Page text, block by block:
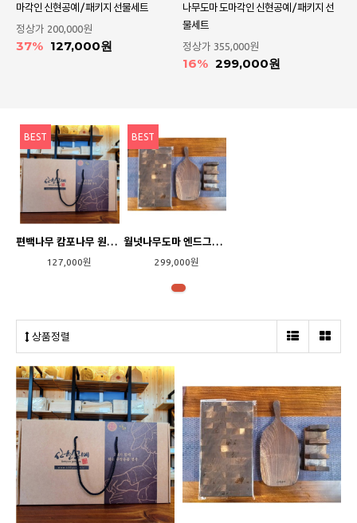
마각인 신현공예 / 패키지 선물세트
정상가 200,000원
37% 127,000원
나무도마 도마각인 신현공예 / 패키지 선
물세트
정상가 355,000원
16% 299,000원
BEST
편백나무 캄포나무 원목도마 추석선물 명절선물선물세트 집들이선물 나무도마 도마각인 신현공예 / 패키지 선물세트
127,000원
BEST
월넛나무도마 엔드그레인도마 원목도마 선물세트 집들이선물 추석선물 명절선물 나무도마 도마각인 신현공예 / 패키지 선물세트
299,000원
상품정렬